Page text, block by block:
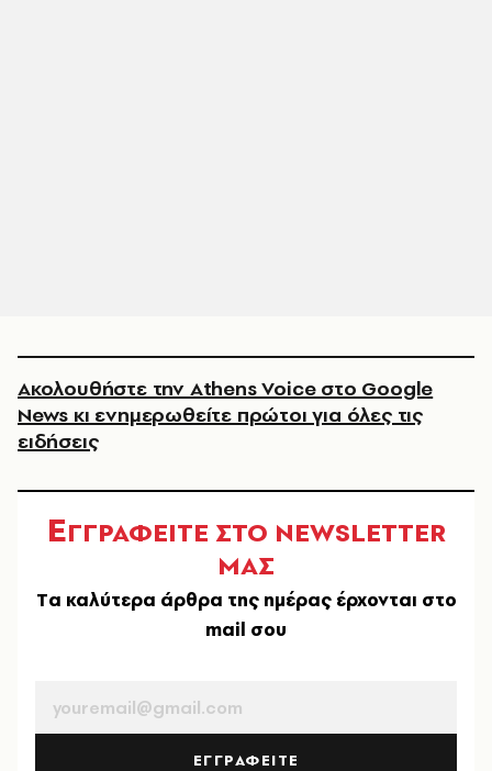
Ακολουθήστε την Athens Voice στο Google
News κι ενημερωθείτε πρώτοι για όλες τις
ειδήσεις
ΕΓΓΡΑΦΕΙΤΕ ΣΤΟ NEWSLETTER
ΜΑΣ
Tα καλύτερα άρθρα της ημέρας έρχονται στο
mail σου
ΕΓΓΡΑΦΕΙΤΕ